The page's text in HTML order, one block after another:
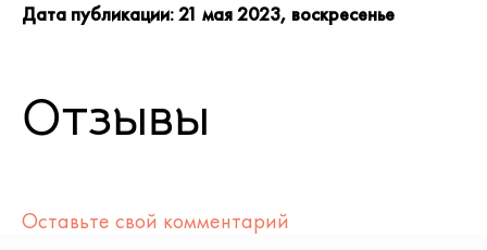
Дата публикации: 21 мая 2023, воскресенье
Отзывы
Оставьте свой комментарий